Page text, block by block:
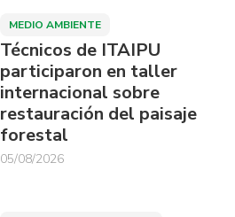
MEDIO AMBIENTE
Técnicos de ITAIPU
participaron en taller
internacional sobre
restauración del paisaje
forestal
05/08/2026